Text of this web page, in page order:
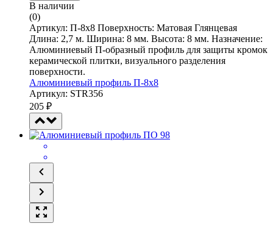
В наличии
(0)
Артикул: П-8х8 Поверхность: Матовая Глянцевая
Длина: 2,7 м. Ширина: 8 мм. Высота: 8 мм. Назначение:
Алюминиевый П-образный профиль для защиты кромок
керамической плитки, визуального разделения
поверхности.
Алюминиевый профиль П-8х8
Артикул: STR356
205 ₽